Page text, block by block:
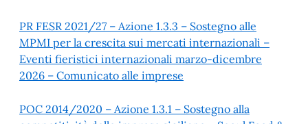
PR FESR 2021/27 – Azione 1.3.3 – Sostegno alle
MPMI per la crescita sui mercati internazionali –
Eventi fieristici internazionali marzo-dicembre
2026 – Comunicato alle imprese
POC 2014/2020 – Azione 1.3.1 – Sostegno alla